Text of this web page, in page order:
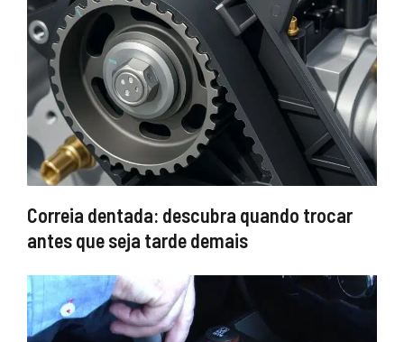
Correia dentada: descubra quando trocar
antes que seja tarde demais